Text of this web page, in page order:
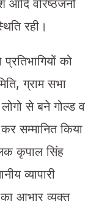
वरिष्ठजनों
रही।
को
ग्राम सभा
से बने गोल्ड व
सम्मानित किया
कृपाल सिंह
व्यापारी
आभार व्यक्त